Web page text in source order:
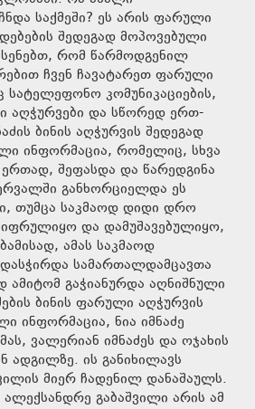
საქმეში? ეს არის ფარული
შედეგად მოპოვებული
რომ წარმოდგენილ
ჩვენ ჩავატარეთ ფარული
კომუნიკაციების,
აღჭურვები და სწორედ ერთ-
ბინის აღჭურვის შედეგად
ინფორმაცია, რომელიც, სხვა
შეფასდა და წარედგინა
განხორციელდა ეს
თუმცა საკმაოდ დიდი დრო
და დამუშავებულიყო,
ამას საკმაოდ
სამართალდამცავთა
გაჭიანურდა აღნიშნული
ბინის ფარული აღჭურვის
ინფორმაცია, ნია იმნაძე
ვალერიან იმნაძეს და ოჯახის
ადგილზე. ის განიხილავს
მიერ ჩადენილ დანაშაულს.
გაბაშვილი არის ამ